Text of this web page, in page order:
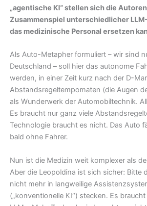
„agentische KI“ stellen sich die
Zusammenspiel unterschiedlicher
das medizinische Personal ersetzen
Als Auto-Metapher formuliert – wir sind
Deutschland – soll hier das autonome
werden, in einer Zeit kurz nach der D-
Abstandsregeltempomaten (die Augen
als Wunderwerk der Automobiltechnik.
Es braucht nur ganz viele
Technologie braucht es nicht. Das Auto
bald ohne Fahrer.
Nun ist die Medizin weit komplexer als
Aber die Leopoldina ist sich sicher: Bitte
nicht mehr in langweilige
(„konventionelle KI“) stecken. Es